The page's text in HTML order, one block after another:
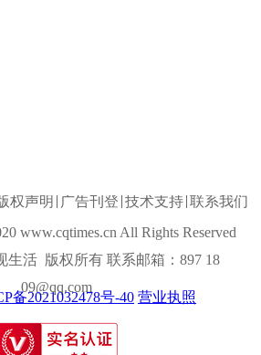
权声明 广告刊登 技术支持 联系我们
www.cqtimes.cn All Rights Reserved
生活 版权所有 联系邮箱：897 18
09@qq.com
备2021032478号-40 营业执照